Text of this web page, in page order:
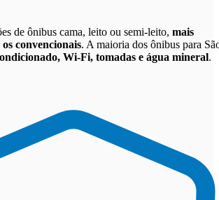
de ônibus cama, leito ou semi-leito, mais
convencionais. A maioria dos ônibus para
Wi-Fi, tomadas e água mineral.